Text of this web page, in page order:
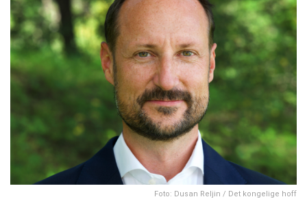
Foto: Dusan Reljin / Det kongelige hoff